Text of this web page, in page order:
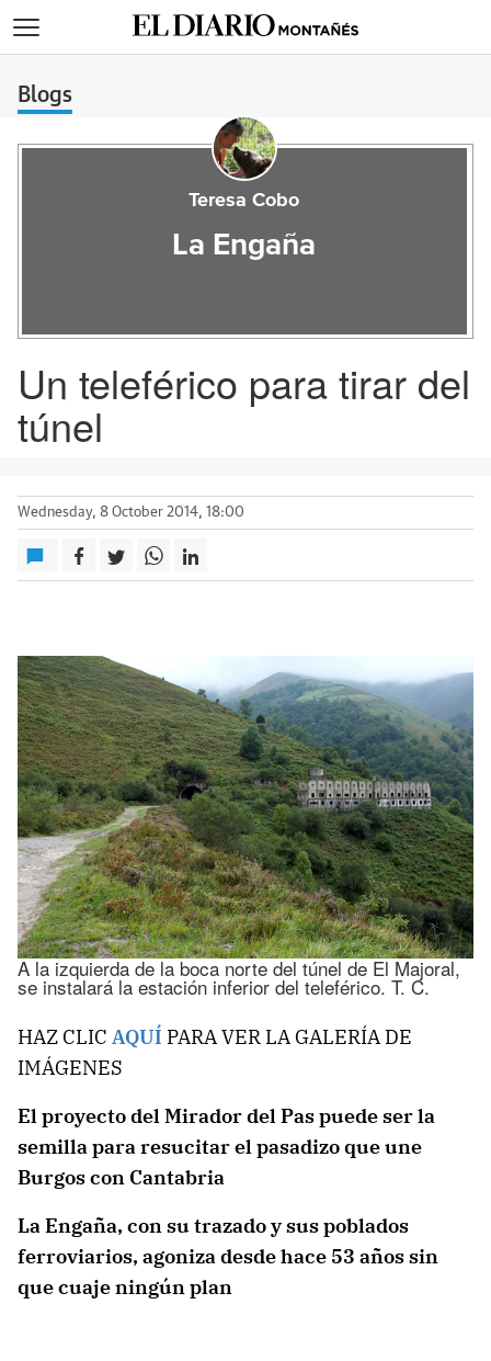
Blogs
Teresa Cobo
La Engaña
Un teleférico para tirar del
túnel
Wednesday, 8 October 2014, 18:00
A la izquierda de la boca norte del túnel de El Majoral,
se instalará la estación inferior del teleférico. T. C.
HAZ CLIC AQUÍ PARA VER LA GALERÍA DE
IMÁGENES
El proyecto del Mirador del Pas puede ser la
semilla para resucitar el pasadizo que une
Burgos con Cantabria
La Engaña, con su trazado y sus poblados
ferroviarios, agoniza desde hace 53 años sin
que cuaje ningún plan